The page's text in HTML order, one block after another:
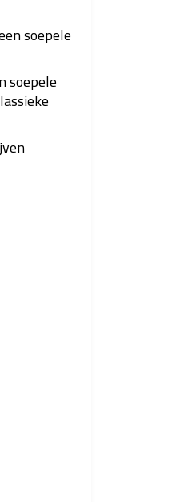
soepele
soepele